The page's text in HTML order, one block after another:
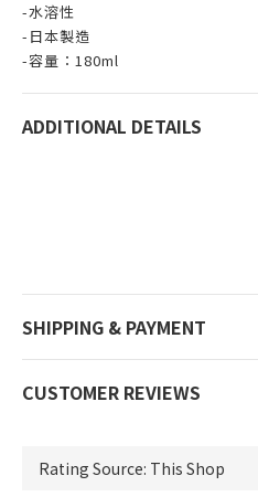
-水溶性
-日本製造
-容量：180ml
ADDITIONAL DETAILS
SHIPPING & PAYMENT
CUSTOMER REVIEWS